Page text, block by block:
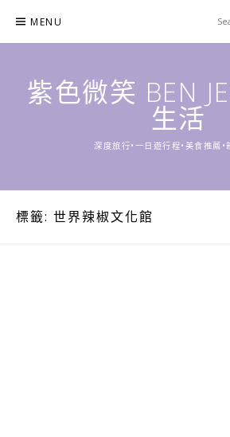
content
MENU
紫色微笑 BEN
生活
深度旅行•一日遊行程•美食推薦•
標籤: 世界辣椒文化館